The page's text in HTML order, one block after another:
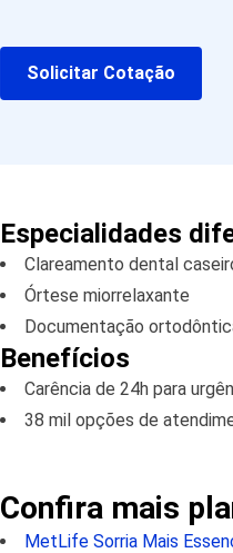
Solicitar Cotação
Especialidades
Clareamento dental
Órtese miorrelaxante
Documentação
Benefícios
Carência de 24h para
38 mil opções de
Confira mais
MetLife Sorria Mais